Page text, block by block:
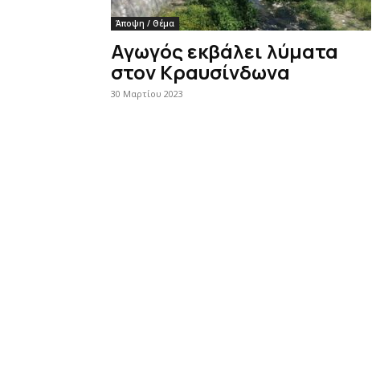
Άποψη / Θέμα
Αγωγός εκβάλει λύματα
στον Κραυσίνδωνα
30 Μαρτίου 2023